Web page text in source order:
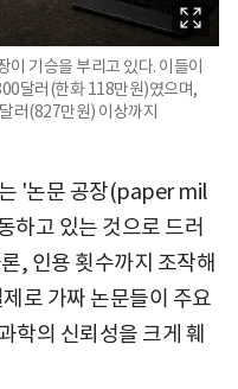
이 기승을 부리고 있다. 이들이
달러(한화 118만원)였으며,
러(827만원) 이상까지
'논문 공장(paper mil
하고 있는 것으로 드러
, 인용 횟수까지 조작해
로 가짜 논문들이 주요
학의 신뢰성을 크게 훼